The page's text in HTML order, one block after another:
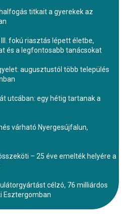
titkait a gyerekek az
fokú riasztás lépett életbe,
és a legfontosabb tanácsokat
augusztustól több település
utcában: egy hétig tartanak a
várható Nyergesújfalun,
– 25 éve emelték helyére a
célzó, 76 milliárdos
Esztergomban